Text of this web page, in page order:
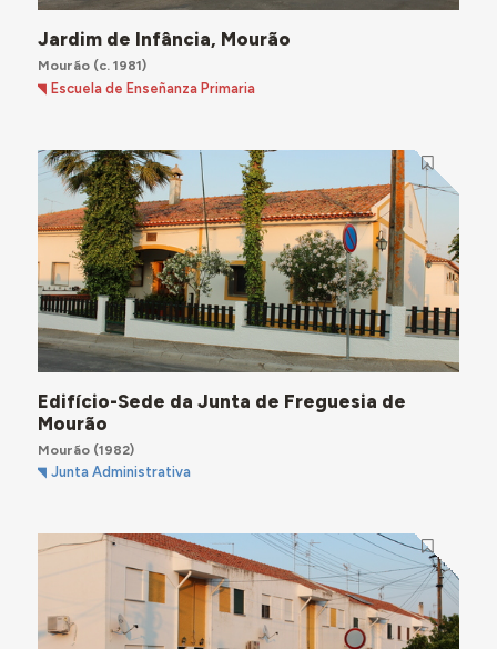
Jardim de Infância, Mourão
Mourão(c. 1981)
Escuela de Enseñanza Primaria
Edifício-Sede da Junta de Freguesia de
Mourão
Mourão(1982)
Junta Administrativa